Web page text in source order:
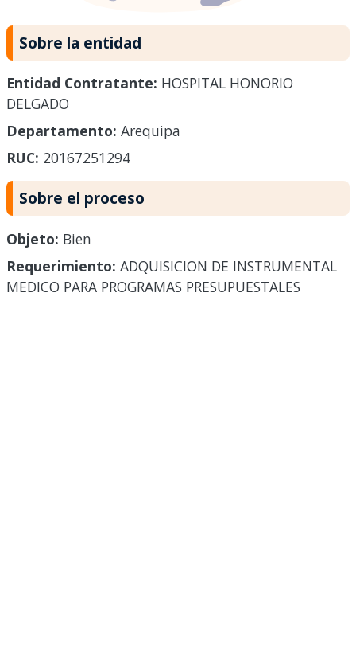
Sobre la entidad
Entidad Contratante: HOSPITAL HONORIO
DELGADO
Departamento: Arequipa
RUC: 20167251294
Sobre el proceso
Objeto: Bien
Requerimiento: ADQUISICION DE INSTRUMENTAL
MEDICO PARA PROGRAMAS PRESUPUESTALES